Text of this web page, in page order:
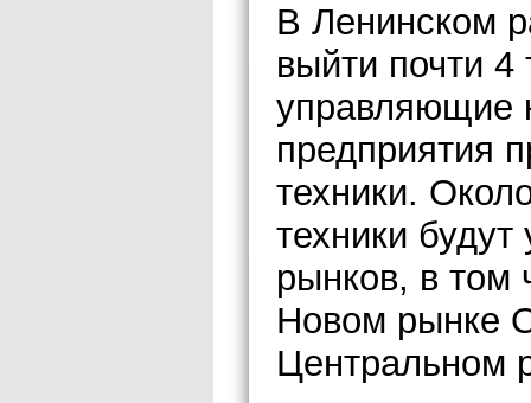
В Ленинском
выйти почти
управляющие
предприятия
техники.
техники
рынков, в том
Новом рынке
Центральном